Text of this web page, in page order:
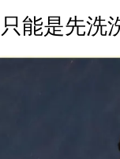
能是先洗